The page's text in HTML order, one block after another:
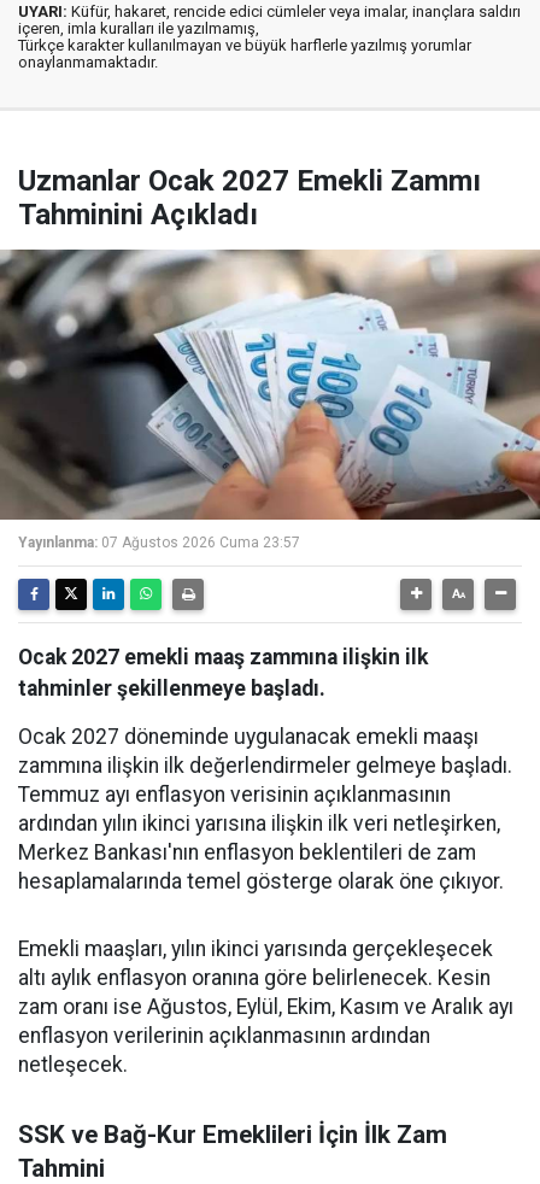
UYARI: Küfür, hakaret, rencide edici cümleler veya imalar, inançlara saldırı
içeren, imla kuralları ile yazılmamış,
Türkçe karakter kullanılmayan ve büyük harflerle yazılmış yorumlar
onaylanmamaktadır.
Uzmanlar Ocak 2027 Emekli Zammı
Tahminini Açıkladı
Yayınlanma: 07 Ağustos 2026 Cuma 23:57
Ocak 2027 emekli maaş zammına ilişkin ilk
tahminler şekillenmeye başladı.
Ocak 2027 döneminde uygulanacak emekli maaşı
zammına ilişkin ilk değerlendirmeler gelmeye başladı.
Temmuz ayı enflasyon verisinin açıklanmasının
ardından yılın ikinci yarısına ilişkin ilk veri netleşirken,
Merkez Bankası'nın enflasyon beklentileri de zam
hesaplamalarında temel gösterge olarak öne çıkıyor.
Emekli maaşları, yılın ikinci yarısında gerçekleşecek
altı aylık enflasyon oranına göre belirlenecek. Kesin
zam oranı ise Ağustos, Eylül, Ekim, Kasım ve Aralık ayı
enflasyon verilerinin açıklanmasının ardından
netleşecek.
SSK ve Bağ-Kur Emeklileri İçin İlk Zam
Tahmini